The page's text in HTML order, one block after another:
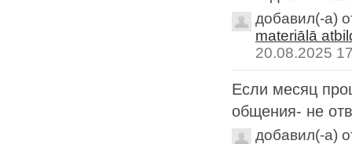
добавил(-а)
materiālā
20.08.2025
Если месяц
общения- не
добавил(-а)